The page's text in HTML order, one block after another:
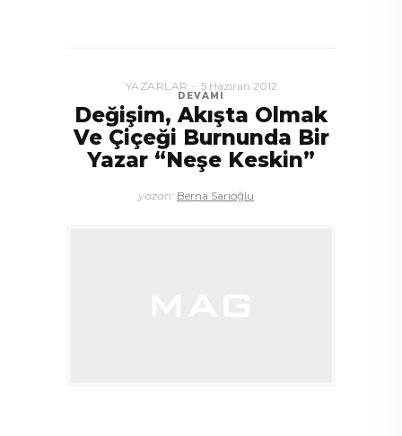
DEVAMI
YAZARLAR 5 Haziran 2012
Değişim, Akışta Olmak
Ve Çiçeği Burnunda Bir
Yazar “Neşe Keskin”
yazan: Berna Sarıoğlu